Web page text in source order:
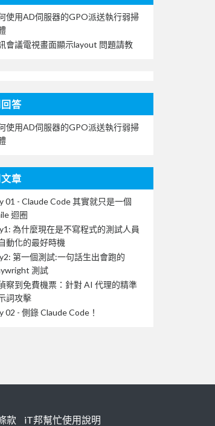
使用AD伺服器的GPO派送執行弱掃
會議電視畫面顯示layout 問題請教
答
使用AD伺服器的GPO派送執行弱掃
章
01 - Claude Code 其實就只是一個
迴圈
為什麼現在是不寫程式的測試人員
動化的最好時機
第一個測試:一句話生出會跑的
測試
察到免費機票：針對 AI 代理的精準
詞攻擊
02 - 側錄 Claude Code！
款 iT邦幫忙使用說明